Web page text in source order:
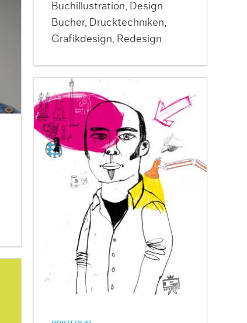
Buchillustration, Design
Bücher, Drucktechniken,
Grafikdesign, Redesign